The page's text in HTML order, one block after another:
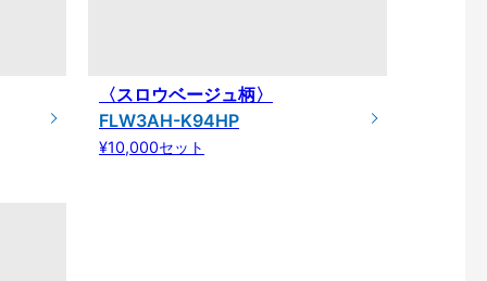
〈スロウベージュ柄〉
FLW3AH-K94HP
¥10,000セット